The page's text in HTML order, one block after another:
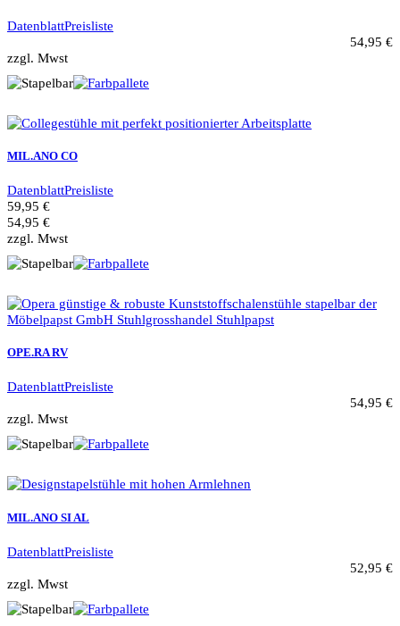
DatenblattPreisliste
54,95 €
zzgl. Mwst
MIL.ANO CO
DatenblattPreisliste
59,95 €
54,95 €
zzgl. Mwst
OPE.RA RV
DatenblattPreisliste
54,95 €
zzgl. Mwst
MIL.ANO SI AL
DatenblattPreisliste
52,95 €
zzgl. Mwst